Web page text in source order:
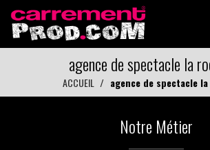
agence de spectacle la
ACCUEIL agence de spectacle
Notre Métier